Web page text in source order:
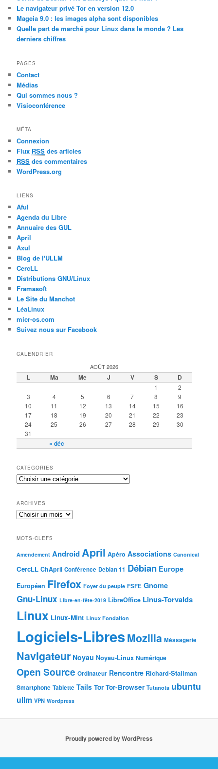
h
Le navigateur privé Tor en version 12.0
Mageia 9.0 : les images alpha sont disponibles
Quelle part de marché pour Linux dans le monde ? Les
derniers chiffres
PAGES
Contact
Médias
Qui sommes nous ?
Visioconférence
MÉTA
Connexion
Flux RSS des articles
RSS des commentaires
WordPress.org
LIENS
Aful
Agenda du Libre
Annuaire des GUL
April
Axul
Blog de l'ULLM
CercLL
Distributions GNU/Linux
Framasoft
Le Site du Manchot
LéaLinux
micr-os.com
Suivez nous sur Facebook
CALENDRIER
AOÛT 2026
L Ma Me J V S D
« déc
1
2
3
4 5 6 7 8
9
10
11 12 13 14 15
16
17
18 19 20 21 22
23
24
25 26 27 28 29
30
31
CATÉGORIES
ARCHIVES
MOTS-CLEFS
Amendement AndroidApril Apéro Associations Canonical
CercLL ChApril Conférence Debian 11 Débian Europe
Européen Firefox Foyer du peuple FSFE Gnome
Gnu-Linux Libre-en-fête-2019 LibreOffice Linus-Torvalds
Linux Linux-Mint Linux Fondation
Logiciels-LibresMozilla Méssagerie
Navigateur Noyau Noyau-Linux Numérique
Open Source Ordinateur Rencontre Richard-Stallman
Smartphone Tablette Tails Tor Tor-Browser Tutanota ubuntu
ullm VPN Wordpress
Proudly powered by WordPress